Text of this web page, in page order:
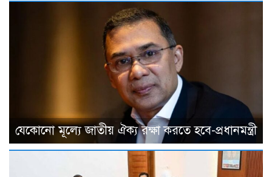
যেকোনো মূল্যে জাতীয় ঐক্য রক্ষা করতে হবে-প্রধানমন্ত্রী